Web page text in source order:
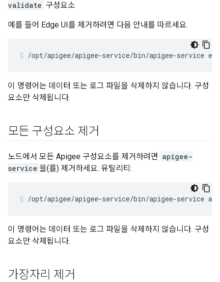
validate 구성요소
예를 들어 Edge UI를 제거하려면 다음 안내를 따르세요.
/opt/apigee/apigee-service/bin/apigee-service
이 명령어는 데이터 또는 로그 파일을 삭제하지 않습니다. 구성
요소만 삭제됩니다.
모든 구성요소 제거
노드에서 모든 Apigee 구성요소를 제거하려면 apigee-
service 을(를) 제거하세요. 유틸리티:
/opt/apigee/apigee-service/bin/apigee-service
이 명령어는 데이터 또는 로그 파일을 삭제하지 않습니다. 구성
요소만 삭제됩니다.
가장자리 제거